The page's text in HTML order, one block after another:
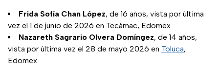
Frida Sofía Chan López, de 16 años, vista por última
vez el 1 de junio de 2026 en Tecámac, Edomex
Nazareth Sagrario Olvera Domíngez, de 14 años,
vista por última vez el 28 de mayo 2026 en Toluca,
Edomex